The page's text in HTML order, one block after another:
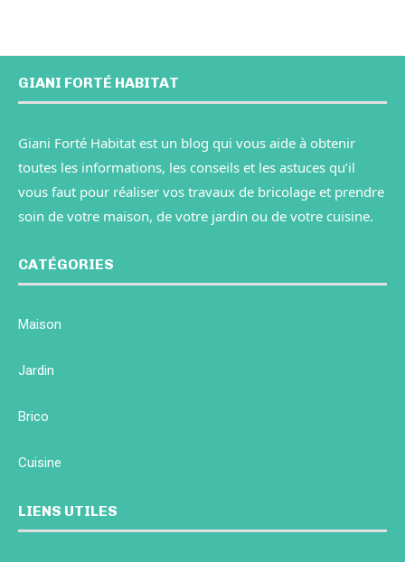
GIANI FORTÉ HABITAT
Giani Forté Habitat est un blog qui vous aide à obtenir
toutes les informations, les conseils et les astuces qu’il
vous faut pour réaliser vos travaux de bricolage et prendre
soin de votre maison, de votre jardin ou de votre cuisine.
CATÉGORIES
Maison
Jardin
Brico
Cuisine
LIENS UTILES